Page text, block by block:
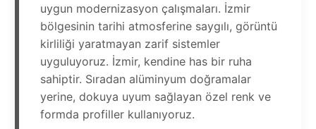
uygun modernizasyon çalışmaları. İzmir
bölgesinin tarihi atmosferine saygılı, görüntü
kirliliği yaratmayan zarif sistemler
uyguluyoruz. İzmir, kendine has bir ruha
sahiptir. Sıradan alüminyum doğramalar
yerine, dokuya uyum sağlayan özel renk ve
formda profiller kullanıyoruz.